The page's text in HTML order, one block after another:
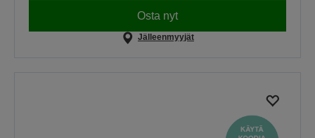
Osta nyt
Jälleenmyyjät